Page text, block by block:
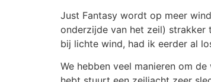
Just Fantasy wordt op meer
onderzijde van het zeil) strakker
bij lichte wind, had ik eerder al
We hebben veel manieren om